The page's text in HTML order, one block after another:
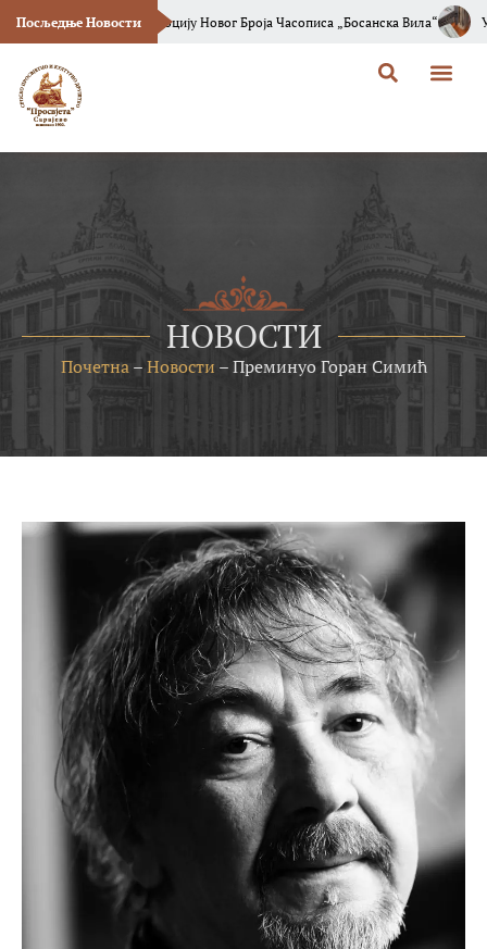
Посљедње Новости
На Промоцију Новог Броја Часописа „Босанска Вила“ У СПКД
НОВОСТИ
Почетна–Новости –Преминуо Горан Симић